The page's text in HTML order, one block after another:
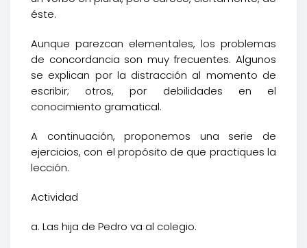
éste.
Aunque parezcan elementales, los problemas
de concordancia son muy frecuentes. Algunos
se explican por la distracción al momento de
escribir; otros, por debilidades en el
conocimiento gramatical.
A continuación, proponemos una serie de
ejercicios, con el propósito de que practiques la
lección.
Actividad
a. Las hija de Pedro va al colegio.